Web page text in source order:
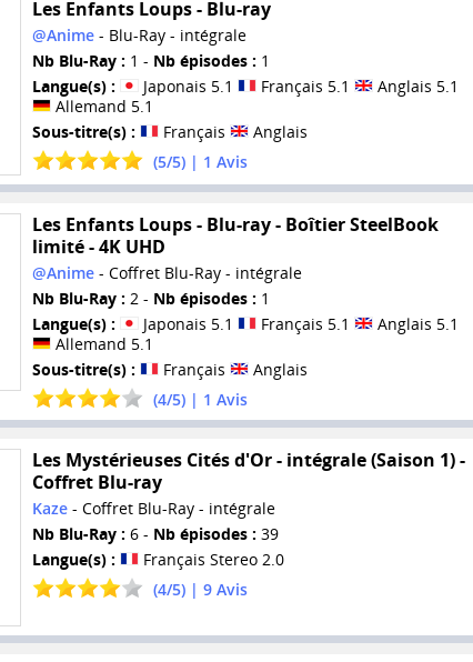
Les Enfants Loups - Blu-ray
@Anime- Blu-Ray - intégrale
Nb Blu-Ray : 1 - Nb épisodes : 1
Langue(s) :
Japonais 5.1 Français 5.1
Anglais 5.1
Allemand 5.1
Sous-titre(s) :
Français
Anglais
(5/5) | 1 Avis
Les Enfants Loups - Blu-ray - Boîtier SteelBook
limité - 4K UHD
@Anime- Coffret Blu-Ray - intégrale
Nb Blu-Ray : 2 - Nb épisodes : 1
Langue(s) :
Japonais 5.1 Français 5.1
Anglais 5.1
Allemand 5.1
Sous-titre(s) :
Français
Anglais
(4/5) | 1 Avis
Les Mystérieuses Cités d'Or - intégrale (Saison 1) -
Coffret Blu-ray
Kaze- Coffret Blu-Ray - intégrale
Nb Blu-Ray : 6 - Nb épisodes : 39
Langue(s) :
Français Stereo 2.0
(4/5) | 9Avis